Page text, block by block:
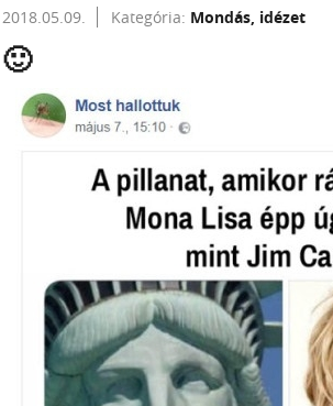
2018.05.09. Kategória: Mondás, idézet
🙂